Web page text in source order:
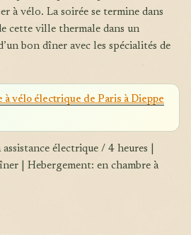
à vélo. La soirée se termine dans
cette ville thermale dans un
bon dîner avec les spécialités de
à vélo électrique de Paris à Dieppe
| Hebergement: en chambre à